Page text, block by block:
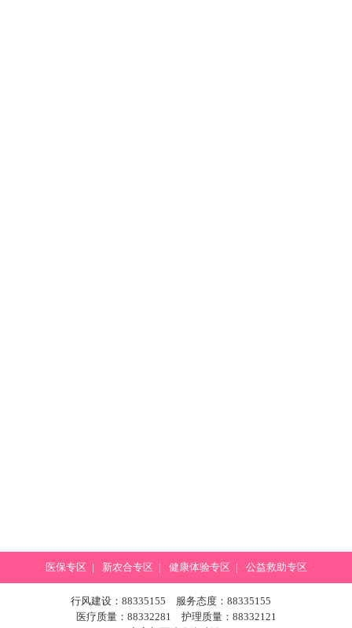
医保专区 | 新农合专区 | 健康体验专区 | 公益救助专区
行风建设：88335155 服务态度：88335155
医疗质量：88332281 护理质量：88332121